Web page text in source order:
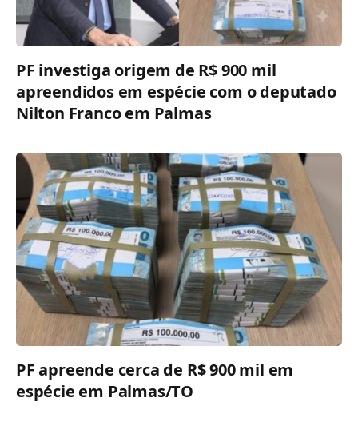
PF investiga origem de R$ 900 mil
apreendidos em espécie com o deputado
Nilton Franco em Palmas
PF apreende cerca de R$ 900 mil em
espécie em Palmas/TO